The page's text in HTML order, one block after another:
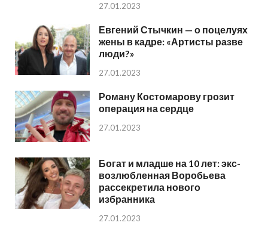
27.01.2023
Евгений Стычкин — о поцелуях
жены в кадре: «Артисты разве
люди?»
27.01.2023
Роману Костомарову грозит
операция на сердце
27.01.2023
Богат и младше на 10 лет: экс-
возлюбленная Воробьева
рассекретила нового
избранника
27.01.2023